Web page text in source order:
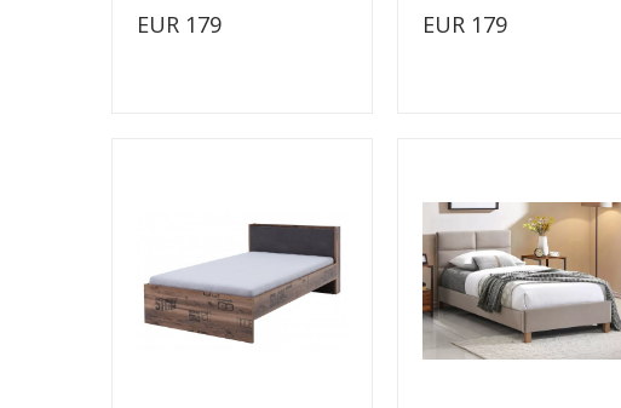
EUR 179 EUR 179